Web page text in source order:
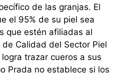
de las granjas. El
el 95% de su piel sea
que estén afiliadas al
Calidad del Sector Piel
trazar cueros a sus
Prada no establece si los